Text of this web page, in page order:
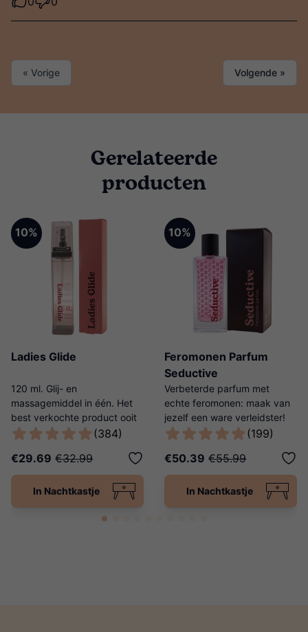
« Vorige Volgende »
Gerelateerde
producten
10%
Ladies Glide
120 ml. Glij- en
massagemiddel in één. Het
best verkochte product ooit
van Ladies Night! (384)
€29.69 €32.99
In Nachtkastje
10%
Feromonen Parfum
Seductive
Verbeterde parfum met
echte feromonen: maak van
jezelf een ware verleidster!
(199)
€50.39 €55.99
In Nachtkastje